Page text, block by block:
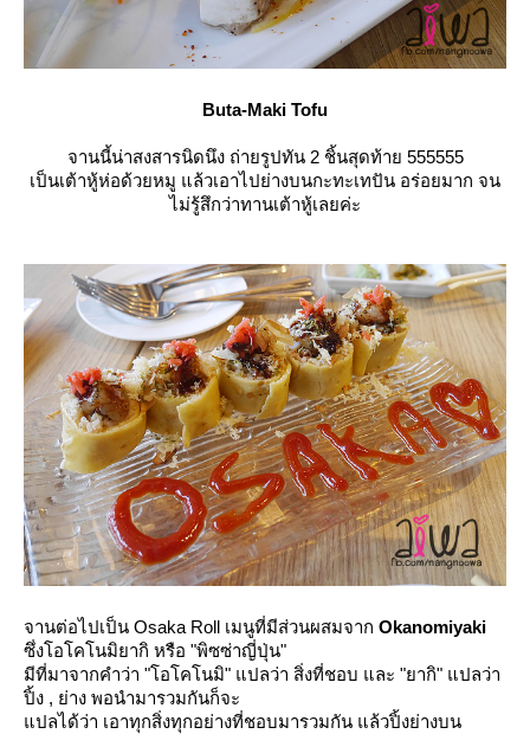
Buta-Maki Tofu
จานนี้น่าสงสารนิดนึง ถ่ายรูปทัน 2 ชิ้นสุดท้าย 555555
เป็นเต้าหู้ห่อด้วยหมู แล้วเอาไปย่างบนกะทะเทปัน อร่อยมาก จน
ไม่รู้สึกว่าทานเต้าหู้เลยค่ะ
จานต่อไปเป็น Osaka Roll เมนูที่มีส่วนผสมจาก Okanomiyaki
ซึ่งโอโคโนมิยากิ หรือ "พิซซ่าญี่ปุ่น"
มีที่มาจากคำว่า "โอโคโนมิ" แปลว่า สิ่งที่ชอบ และ "ยากิ" แปลว่า
ปิ้ง , ย่าง พอนำมารวมกันก็จะ
ปลได้ว่า เอาทุกสิ่งทุกอย่างที่ชอบมารวมกัน แล้วปิ้งย่างบน